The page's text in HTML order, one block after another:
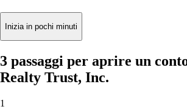
Inizia in pochi minuti
3 passaggi per aprire un
Realty Trust, Inc.
1